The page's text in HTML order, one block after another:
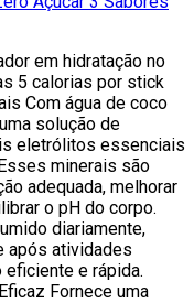
em hidratação no
5 calorias por stick
Com água de coco
solução de
eletrólitos essenciais
minerais são
adequada, melhorar
o pH do corpo.
diariamente,
após atividades
eficiente e rápida.
Fornece uma